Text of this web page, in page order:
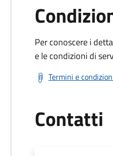
Per conoscere i
e le condizioni di
Termini e
Contatti